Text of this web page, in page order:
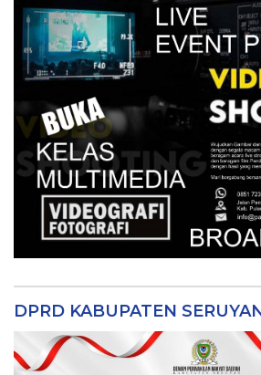
DPRD KABUPATEN